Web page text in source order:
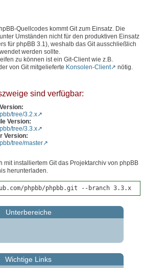
Quellcodes kommt Git zum Einsatz. Die
Umständen nicht für den produktiven Einsatz
für phpBB 3.1), weshalb das Git ausschließlich
werden sollte.
zu können ist ein Git-Client wie z.B.
von Git mitgelieferte Konsolen-Client nötig.
sind verfügbar:
tree/3.2.x
Version:
tree/3.3.x
Version:
tree/master
mit installiertem Git das Projektarchiv von phpBB
herunterladen.
phpbb/phpbb.git --branch 3.3.x
Unterbereiche
Wichtige Links